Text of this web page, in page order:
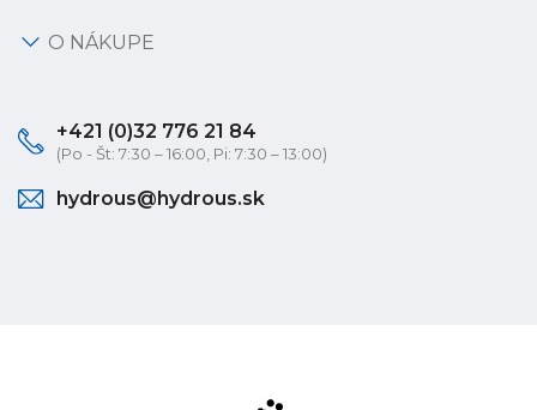
O NÁKUPE
+421 (0)32 776 21 84
(Po - Št: 7:30 – 16:00, Pi: 7:30 – 13:00)
hydrous@hydrous.sk